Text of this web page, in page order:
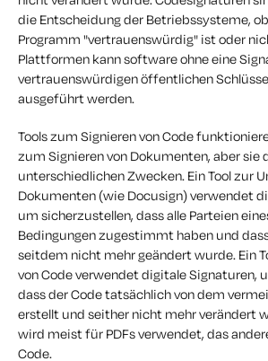
die Entscheidung der Betriebssysteme,
Programm "vertrauenswürdig" ist oder
Plattformen kann software ohne eine
vertrauenswürdigen öffentlichen
ausgeführt werden.
Tools zum Signieren von Code
zum Signieren von Dokumenten, aber sie
unterschiedlichen Zwecken. Ein Tool zur
Dokumenten (wie Docusign) verwendet
um sicherzustellen, dass alle Parteien
Bedingungen zugestimmt haben und
seitdem nicht mehr geändert wurde. Ein
von Code verwendet digitale Signaturen,
dass der Code tatsächlich von dem
erstellt und seither nicht mehr verändert
wird meist für PDFs verwendet, das
Code.